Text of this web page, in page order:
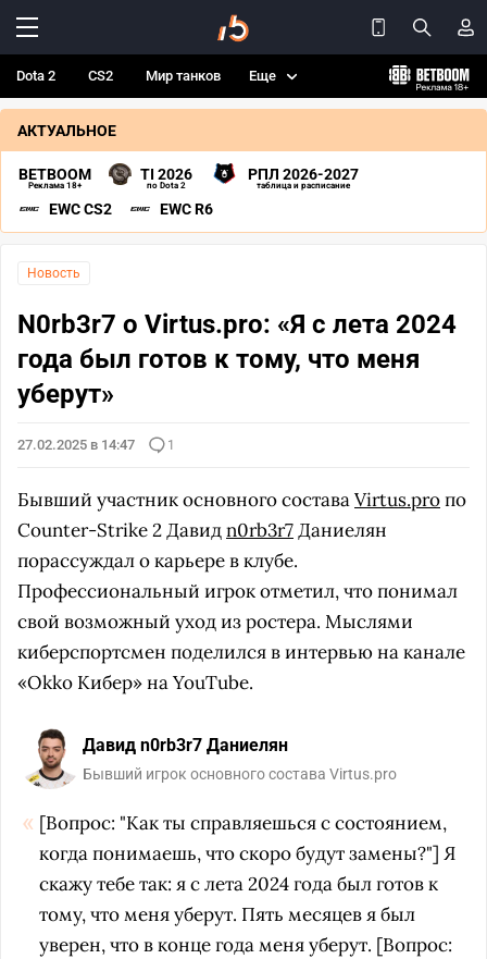
Dota 2 CS2 Мир танков Еще
АКТУАЛЬНОЕ
BETBOOM
Реклама 18+
TI 2026
по Dota 2
РПЛ 2026-2027
таблица и расписание
EWC CS2 EWC R6
Новость
N0rb3r7 о Virtus.pro: «Я с лета 2024
года был готов к тому, что меня
уберут»
27.02.2025 в 14:47 1
Бывший участник основного составаVirtus.proпо
Counter-Strike 2 Давидn0rb3r7Даниелян
порассуждал о карьере в клубе.
Профессиональный игрок отметил, что понимал
свой возможный уход из ростера. Мыслями
киберспортсмен поделился в интервью на канале
«Okko Кибер» на YouTube.
Давид n0rb3r7 Даниелян
Бывший игрок основного состава Virtus.pro
[Вопрос: "Как ты справляешься с состоянием,
когда понимаешь, что скоро будут замены?"] Я
скажу тебе так: я с лета 2024 года был готовк
тому, что меня уберут. Пять месяцев я был
уверен,что в конце года меняуберут. [Вопрос: